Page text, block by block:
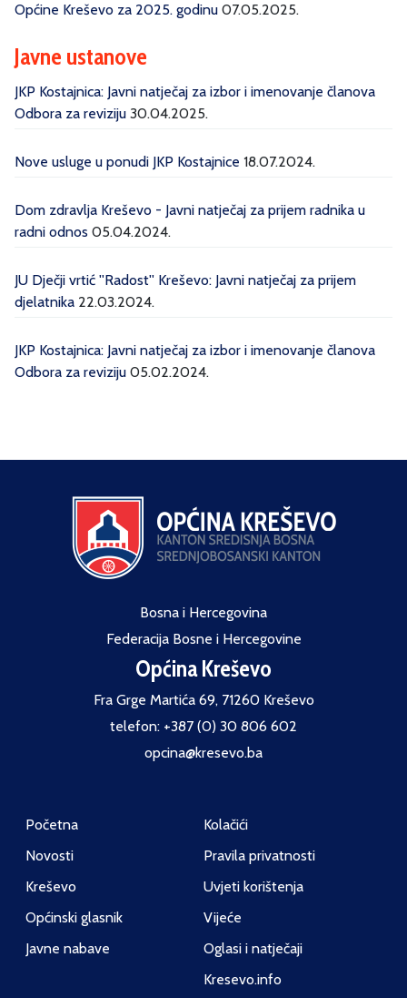
Općine Kreševo za 2025. godinu 07.05.2025.
Javne ustanove
JKP Kostajnica: Javni natječaj za izbor i imenovanje članova
Odbora za reviziju 30.04.2025.
Nove usluge u ponudi JKP Kostajnice 18.07.2024.
Dom zdravlja Kreševo - Javni natječaj za prijem radnika u
radni odnos 05.04.2024.
JU Dječji vrtić ''Radost'' Kreševo: Javni natječaj za prijem
djelatnika 22.03.2024.
JKP Kostajnica: Javni natječaj za izbor i imenovanje članova
Odbora za reviziju 05.02.2024.
Bosna i Hercegovina
Federacija Bosne i Hercegovine
Općina Kreševo
Fra Grge Martića 69, 71260 Kreševo
telefon: +387 (0) 30 806 602
opcina@kresevo.ba
Početna
Novosti
Kreševo
Općinski glasnik
Javne nabave
Kolačići
Pravila privatnosti
Uvjeti korištenja
Vijeće
Oglasi i natječaji
Kresevo.info